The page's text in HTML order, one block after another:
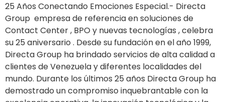
25 Años Conectando Emociones Especial.- Directa
Group empresa de referencia en soluciones de
Contact Center , BPO y nuevas tecnologías , celebra
su 25 aniversario . Desde su fundación en el año 1999,
Directa Group ha brindado servicios de alta calidad a
clientes de Venezuela y diferentes localidades del
mundo. Durante los últimos 25 años Directa Group ha
demostrado un compromiso inquebrantable con la